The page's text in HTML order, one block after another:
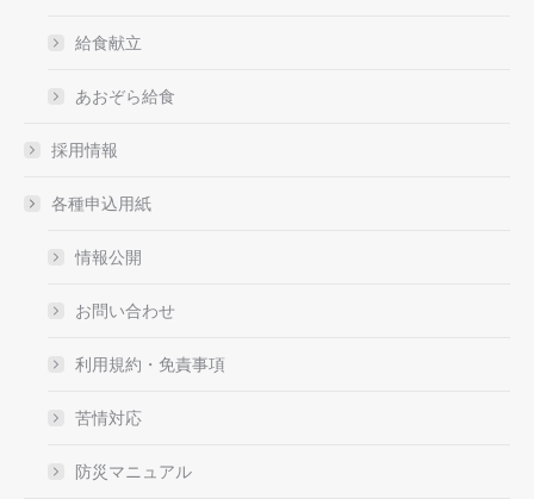
給食献立
あおぞら給食
採用情報
各種申込用紙
情報公開
お問い合わせ
利用規約・免責事項
苦情対応
防災マニュアル